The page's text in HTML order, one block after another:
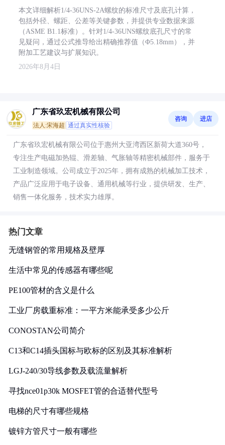
本文详细解析1/4-36UNS-2A螺纹的标准尺寸及底孔计算，
包括外径、螺距、公差等关键参数，并提供专业数据来源
（ASME B1.1标准）。针对1/4-36UNS螺纹底孔尺寸的常
见疑问，通过公式推导给出精确推荐值（Φ5.18mm），并
附加工艺建议与扩展知识。
2026年8月4日
广东省玖宏机械有限公司
法人:宋海超 通过真实性核验
咨询 进店
广东省玖宏机械有限公司位于惠州大亚湾西区新荷大道360号，
专注生产电磁加热辊、滑差轴、气胀轴等精密机械部件，服务于
工业制造领域。公司成立于2025年，拥有成熟的机械加工技术，
产品广泛应用于电子设备、通用机械等行业，提供研发、生产、
销售一体化服务，技术实力雄厚。
热门文章
无缝钢管的常用规格及壁厚
生活中常见的传感器有哪些呢
PE100管材的含义是什么
工业厂房载重标准：一平方米能承受多少公斤
CONOSTAN公司简介
C13和C14插头国标与欧标的区别及其标准解析
LGJ-240/30导线参数及载流量解析
寻找nce01p30k MOSFET管的合适替代型号
电梯的尺寸有哪些规格
镀锌方管尺寸一般有哪些